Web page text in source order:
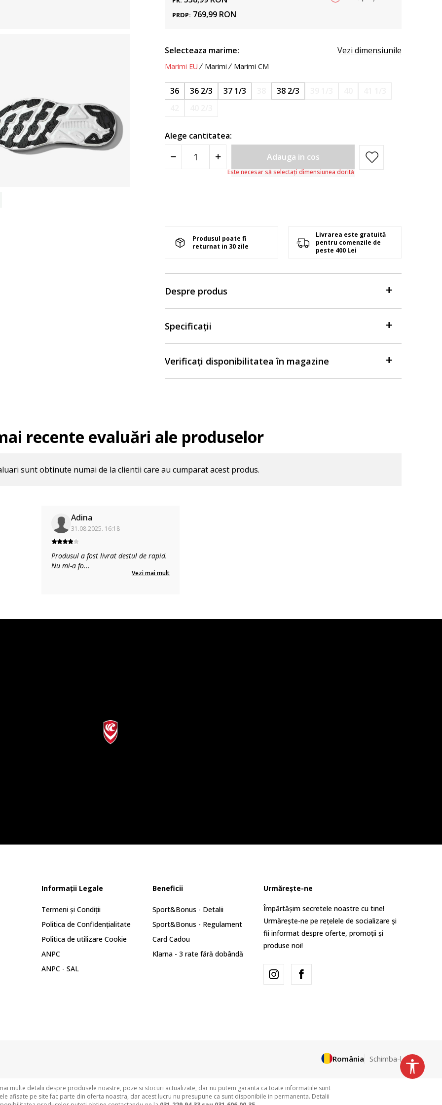
PRDP: 769,99 RON
Selecteaza marime: Vezi dimensiunile
Marimi EU Marimi Marimi CM
36 36 2/3 37 1/3 38 2/3
Alege cantitatea:
Adauga in cos
Este necesar să selectați dimensiunea dorită
Produsul poate fi
returnat in 30 zile
Livrarea este gratuită
pentru comenzile de
peste 400 Lei
Despre produs
Specificații
Verificați disponibilitatea în magazine
recente evaluări ale produselor
sunt obtinute numai de la clientii care au cumparat acest produs.
Adina
31.08.2025. 16:18
Produsul a fost livrat destul de rapid.
Nu mi-a fo...
Vezi mai mult
Informații Legale
Termeni și Condiții
Politica de Confidențialitate
Politica de utilizare Cookie
ANPC
ANPC - SAL
Beneficii
Sport&Bonus - Detalii
Sport&Bonus - Regulament
Card Cadou
Klarna - 3 rate fără dobândă
Urmărește-ne
Împărtășim secretele noastre cu tine!
Urmărește-ne pe rețelele de socializare și
fii informat despre oferte, promoții și
produse noi!
România Schimba-l
multe detalii despre produsele noastre, poze si stocuri actualizate, dar nu putem garanta ca toate informatiile sunt
afisate pe site fac parte din oferta noastra, dar acest lucru nu presupune ca sunt disponibile in permanenta. Detalii